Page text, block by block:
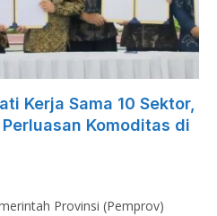
Kerja Sama 10 Sektor,
Komoditas di
Provinsi (Pemprov)